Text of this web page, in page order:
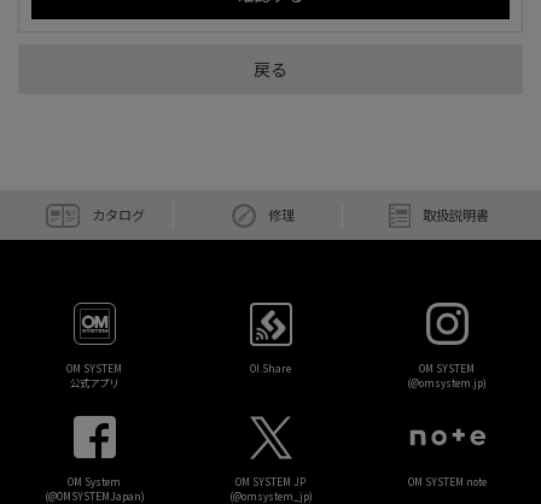
戻る
カタログ 修理 取扱説明書
OM SYSTEM
公式アプリ
OI.Share
OM SYSTEM
(@omsystem.jp)
OM System
(@OMSYSTEMJapan)
OM SYSTEM JP
(@omsystem_jp)
OM SYSTEM note